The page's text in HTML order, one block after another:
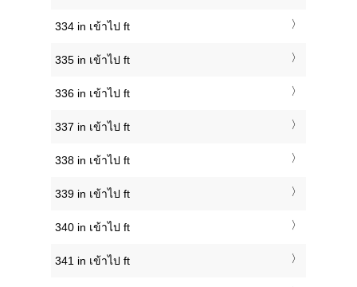
334 in เข้าไป ft
335 in เข้าไป ft
336 in เข้าไป ft
337 in เข้าไป ft
338 in เข้าไป ft
339 in เข้าไป ft
340 in เข้าไป ft
341 in เข้าไป ft